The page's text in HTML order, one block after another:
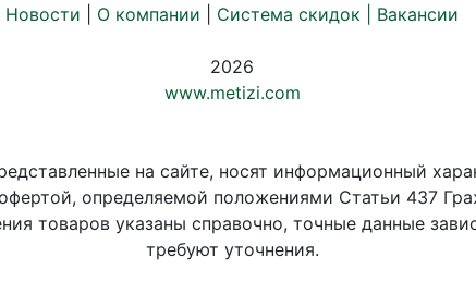
Новости
О компании Система скидок | Вакансии
2026
www.metizi.com
на сайте, носят информационный
определяемой положениями Статьи 437
товаров указаны справочно, точные данные
требуют уточнения.